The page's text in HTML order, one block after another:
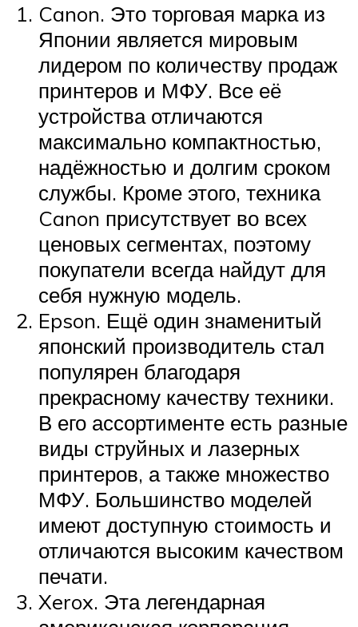
Canon. Это торговая марка из
Японии является мировым
лидером по количеству продаж
принтеров и МФУ. Все её
устройства отличаются
максимально компактностью,
надёжностью и долгим сроком
службы. Кроме этого, техника
Canon присутствует во всех
ценовых сегментах, поэтому
покупатели всегда найдут для
себя нужную модель.
Epson. Ещё один знаменитый
японский производитель стал
популярен благодаря
прекрасному качеству техники.
В его ассортименте есть разные
виды струйных и лазерных
принтеров, а также множество
МФУ. Большинство моделей
имеют доступную стоимость и
отличаются высоким качеством
печати.
Xerox. Эта легендарная